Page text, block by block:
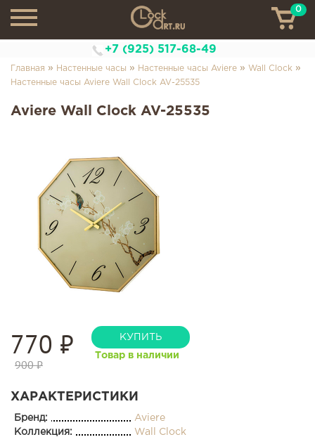
+7 (925) 517-68-49
ТН
0
Главная » Настенные часы » Настенные часы Aviere » Wall Clock »
Настенные часы Aviere Wall Clock AV-25535
Aviere Wall Clock AV-25535
770 ₽
900 ₽
КУПИТЬ
Товар в наличии
ХАРАКТЕРИСТИКИ
Бренд:
Aviere
Коллекция:
Wall Clock